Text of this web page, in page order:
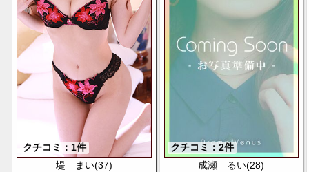
クチコミ：1件
堤 まい(37)
クチコミ：2件
成瀬 るい(28)